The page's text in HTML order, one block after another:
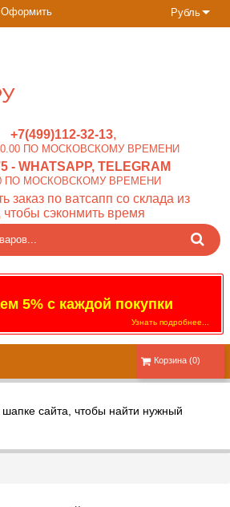
Рубль
Оформить
+7(499)112-32-13
ПО МОСКОВСКОМУ ВРЕМЕНИ
- WHATSAPP, TELEGRAM
ПО МОСКОВСКОМУ ВРЕМЕНИ
заказ по ватсапп со склада из
чтобы сэконмить время
5% с каждой покупки
Узнать подробнее...
Корзина (0)
шапке сайта, чтобы найти нужный